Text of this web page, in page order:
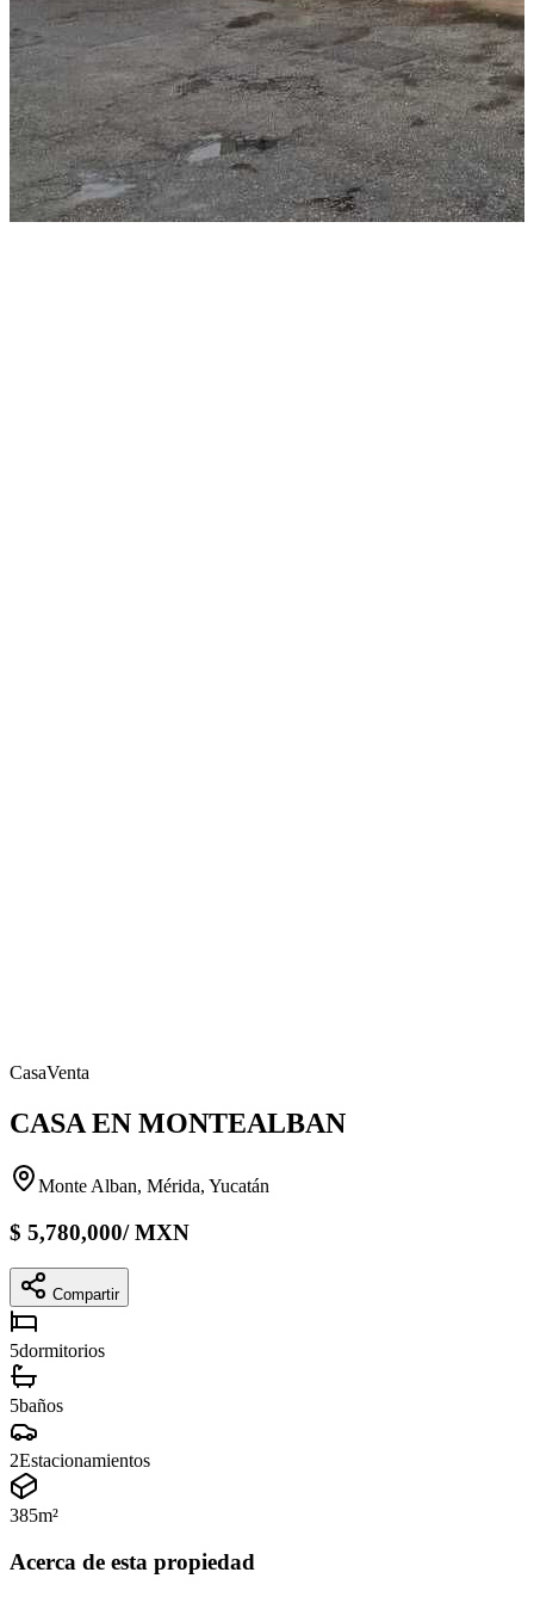
CasaVenta
CASA EN MONTEALBAN
Monte Alban, Mérida, Yucatán
$ 5,780,000/MXN
Compartir
5dormitorios
5baños
2Estacionamientos
385m²
Acerca de esta propiedad